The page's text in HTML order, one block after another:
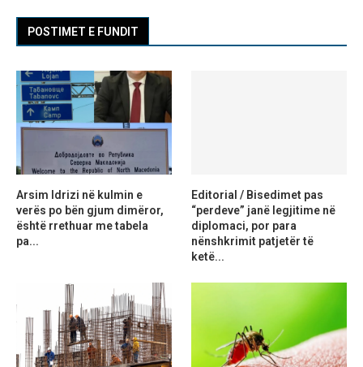
POSTIMET E FUNDIT
Arsim Idrizi në kulmin e
verës po bën gjum dimëror,
është rrethuar me tabela
pa...
Editorial / Bisedimet pas
“perdeve” janë legjitime në
diplomaci, por para
nënshkrimit patjetër të
ketë...